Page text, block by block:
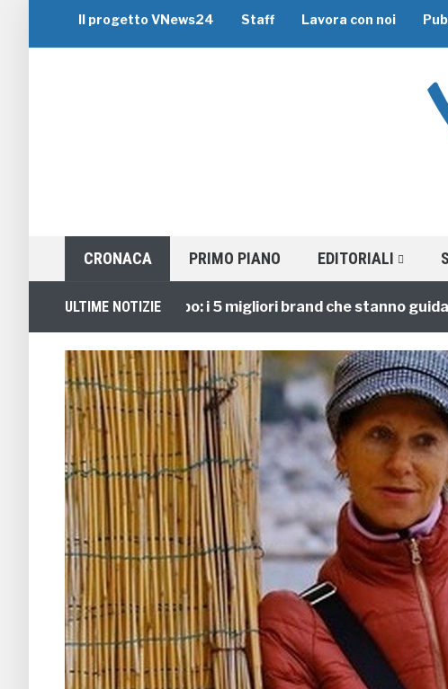
Il progetto VNews24 Staff Lavora con noi
CRONACA PRIMO PIANO EDITORIALI
ULTIME NOTIZIE
Viaggi di Gruppo: i 5 migliori brand che stanno guidando